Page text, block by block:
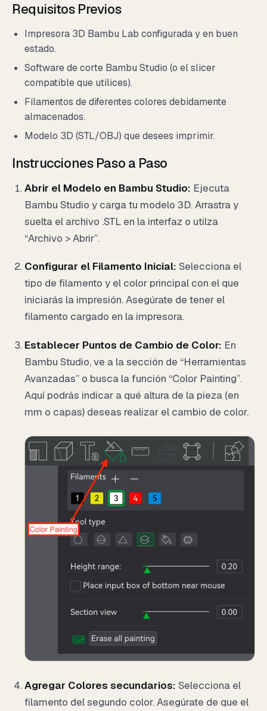
Requisitos Previos
Impresora 3D Bambu Lab configurada y en buen
estado.
Software de corte Bambu Studio (o el slicer
compatible que utilices).
Filamentos de diferentes colores debidamente
almacenados.
Modelo 3D (STL/OBJ) que desees imprimir.
Instrucciones Paso a Paso
Abrir el Modelo en Bambu Studio: Ejecuta
Bambu Studio y carga tu modelo 3D. Arrastra y
suelta el archivo .STL en la interfaz o utilza
“Archivo > Abrir”.
Configurar el Filamento Inicial: Selecciona el
tipo de filamento y el color principal con el que
iniciarás la impresión. Asegúrate de tener el
filamento cargado en la impresora.
Establecer Puntos de Cambio de Color: En
Bambu Studio, ve a la sección de “Herramientas
Avanzadas” o busca la función “Color Painting”.
Aquí podrás indicar a qué altura de la pieza (en
mm o capas) deseas realizar el cambio de color.
Agregar Colores secundarios: Selecciona el
filamento del segundo color. Asegúrate de que el